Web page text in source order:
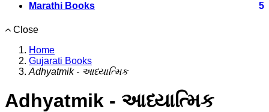
Marathi Books 5
Close
Home
Gujarati Books
Adhyatmik - આધ્યાત્મિક
Adhyatmik - આધ્યાત્મિક